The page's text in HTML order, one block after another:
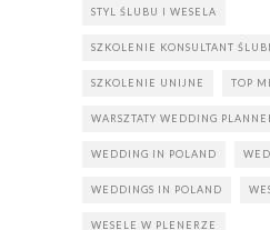
STYL ŚLUBU I WESELA
SZKOLENIE KONSULTANT
SZKOLENIE UNIJNE TOP
WARSZTATY WEDDING
WEDDING IN POLAND
WEDDINGS IN POLAND
WESELE W PLENERZE